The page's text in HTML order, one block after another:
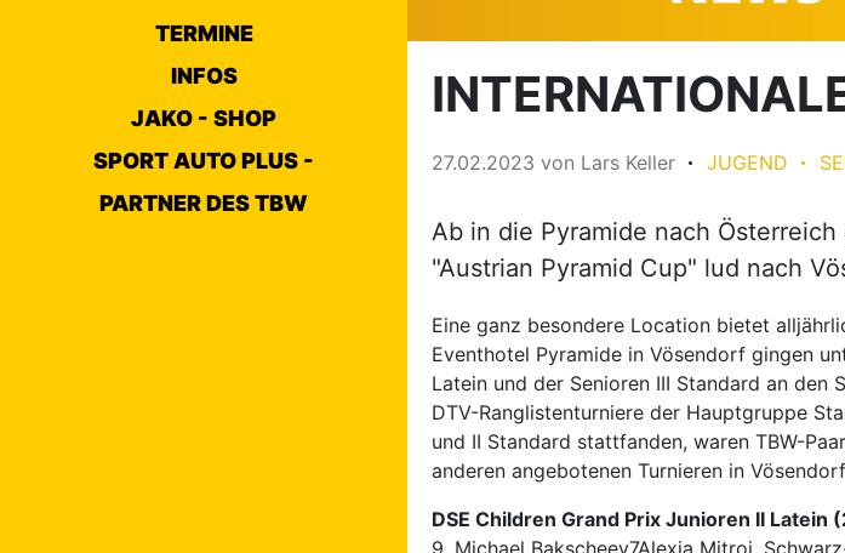
TERMINE
INFOS
JAKO - SHOP
SPORT AUTO PLUS -
PARTNER DES TBW
27.02.2023 von Lars Keller JUGEND
Ab in die Pyramide nach
"Austrian Pyramid Cup" lud nach
Eine ganz besondere Location bietet
Eventhotel Pyramide in Vösendorf gingen
Latein und der Senioren III Standard an den
DTV-Ranglistenturniere der Hauptgruppe
und II Standard stattfanden, waren TBW-
anderen angebotenen Turnieren in
DSE Children Grand Prix Junioren II Latein